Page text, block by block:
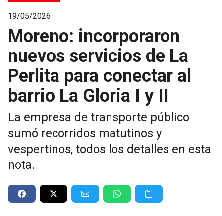
19/05/2026
Moreno: incorporaron
nuevos servicios de La
Perlita para conectar al
barrio La Gloria I y II
La empresa de transporte público
sumó recorridos matutinos y
vespertinos, todos los detalles en esta
nota.